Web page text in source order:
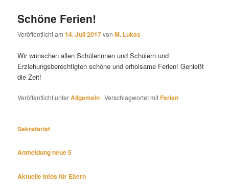
Schöne Ferien!
Veröffentlicht am14. Juli 2017vonM. Lukas
Wir wünschen allen Schülerinnen und Schülern und
Erziehungsberechtigten schöne und erholsame Ferien! Genießt
die Zeit!
Veröffentlicht unterAllgemein |Verschlagwortet mitFerien
Sekretariat
Anmeldung neue 5
Aktuelle Infos für Eltern